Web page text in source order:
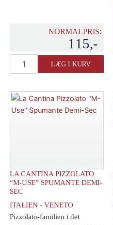
NORMALPRIS:
115,-
Cantina
Use"
Alcohol
LÆG I KURV
LA CANTINA PIZZOLATO
“M-USE” SPUMANTE DEMI-
SEC
ITALIEN - VENETO
Pizzolato-familien i det